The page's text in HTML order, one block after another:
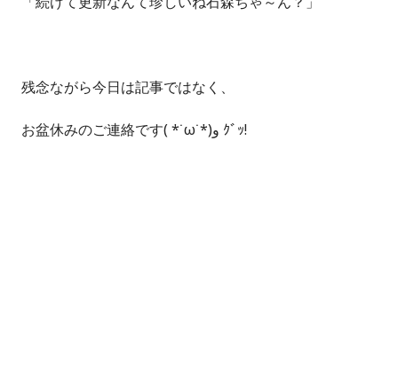
残念ながら今日は記事ではなく、
お盆休みのご連絡です( *˙ω˙*)و ｸﾞｯ!